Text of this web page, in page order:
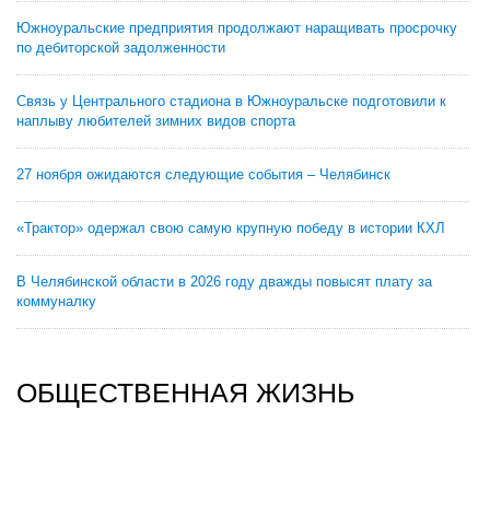
Южноуральские предприятия продолжают наращивать просрочку
по дебиторской задолженности
Связь у Центрального стадиона в Южноуральске подготовили к
наплыву любителей зимних видов спорта
27 ноября ожидаются следующие события – Челябинск
«Трактор» одержал свою самую крупную победу в истории КХЛ
В Челябинской области в 2026 году дважды повысят плату за
коммуналку
ОБЩЕСТВЕННАЯ ЖИЗНЬ